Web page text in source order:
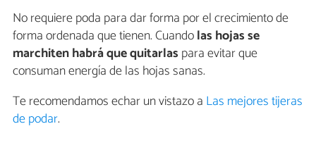
No requiere poda para dar forma por el crecimiento de
forma ordenada que tienen. Cuandolas hojas se
marchiten habrá que quitarlas para evitar que
consuman energía de las hojas sanas.
Te recomendamos echar un vistazo a Las mejores tijeras
de podar.